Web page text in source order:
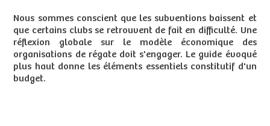
Nous sommes conscient que les subventions baissent et
que certains clubs se retrouvent de fait en difficulté. Une
réflexion globale sur le modèle économique des
organisations de régate doit s'engager. Le guide évoqué
plus haut donne les éléments essentiels constitutif d'un
budget.